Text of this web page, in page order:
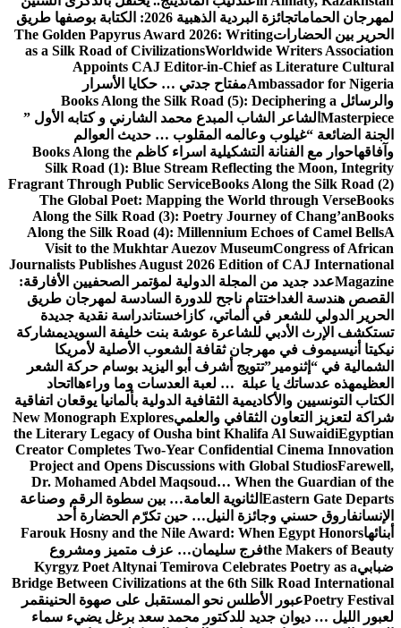
لمهرجان الحمامات
جائزة البردية الذهبية 2026: الكتابة بوصفها طريق
الحرير بين الحضاراتThe Golden Papyrus Award 2026: Writing
as a Silk Road of CivilizationsWorldwide Writers Association
Appoints CAJ Editor-in-Chief as Literature Cultural
Ambassador for Nigeriaمفتاح جدتي … حكايا الأسرار
والرسائل Books Along the Silk Road (5): Deciphering a
Masterpiece الشاعر الشاب المبدع محمد الشارني و كتابه الأول ”
الجنة الضائعة “غيلوب وعالمه المقلوب … حديث العوالم
وآفاقهاحوار مع الفنانة التشكيلية اسراء كاظم Books Along the
Silk Road (1): Blue Stream Reflecting the Moon, Integrity
Fragrant Through Public ServiceBooks Along the Silk Road (2)
The Global Poet: Mapping the World through VerseBooks
Along the Silk Road (3): Poetry Journey of Chang’anBooks
Along the Silk Road (4): Millennium Echoes of Camel BellsA
Visit to the Mukhtar Auezov MuseumCongress of African
Journalists Publishes August 2026 Edition of CAJ International
Magazineعدد جديد من المجلة الدولية لمؤتمر الصحفيين الأفارقة:
القصص هندسة الغد اختتام ناجح للدورة السادسة لمهرجان طريق
الحرير الدولي للشعر في ألماتي، كازاخستاندراسة نقدية جديدة
تستكشف الإرث الأدبي للشاعرة عوشة بنت خليفة السويديمشاركة
نيكيتا أنيسيموف في مهرجان ثقافة الشعوب الأصلية لأمريكا
الشمالية في “إثنومير”تتويج أشرف أبو اليزيد بوسام حركة الشعر
العظيمهذه عدساتك يا عبلة … لعبة العدسات وما وراءها اتحاد
الكتاب التونسيين والأكاديمية الثقافية الدولية بألمانيا يوقعان اتفاقية
شراكة لتعزيز التعاون الثقافي والعلميNew Monograph Explores
the Literary Legacy of Ousha bint Khalifa Al SuwaidiEgyptian
Creator Completes Two-Year Confidential Cinema Innovation
Project and Opens Discussions with Global StudiosFarewell,
Dr. Mohamed Abdel Maqsoud… When the Guardian of the
Eastern Gate Departs الثانوية العامة… بين سطوة الرقم وصناعة
الإنسانفاروق حسني وجائزة النيل… حين تكرّم الحضارة أحد
أبنائهاFarouk Hosny and the Nile Award: When Egypt Honors
the Makers of Beautyفرج سليمان… عزف متميز ومشروع
ضبابيKyrgyz Poet Altynai Temirova Celebrates Poetry as a
Bridge Between Civilizations at the 6th Silk Road International
Poetry Festivalعبور الأطلس نحو المستقبل على صهوة الحنينقمر
لعبور الليل … ديوان جديد للدكتور محمد سعد برغل يضيء سماء